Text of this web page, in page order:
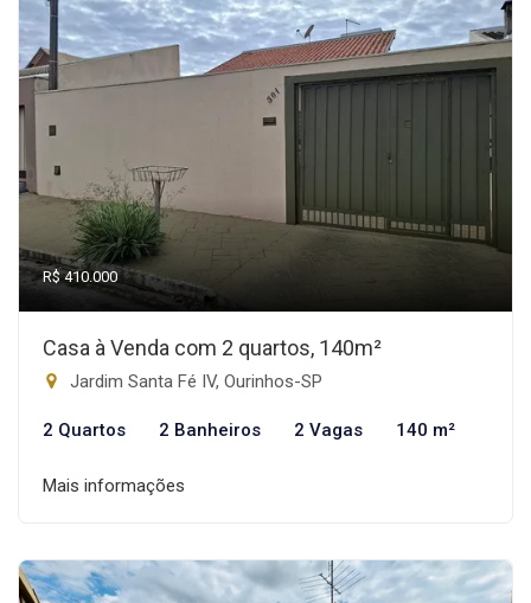
R$ 410.000
Casa à Venda com 2 quartos, 140m²
Jardim Santa Fé IV, Ourinhos-SP
2 Quartos 2 Banheiros 2 Vagas 140 m²
Mais informações